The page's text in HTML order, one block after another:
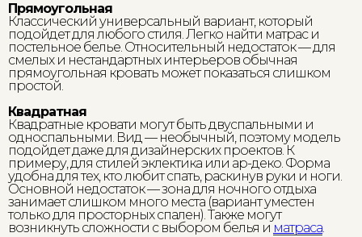
Прямоугольная
Классический универсальный вариант, который
подойдет для любого стиля. Легко найти матрас и
постельное белье. Относительный недостаток — для
смелых и нестандартных интерьеров обычная
прямоугольная кровать может показаться слишком
простой.
Квадратная
Квадратные кровати могут быть двуспальными и
односпальными. Вид — необычный, поэтому модель
подойдет даже для дизайнерских проектов. К
примеру, для стилей эклектика или ар-деко. Форма
удобна для тех, кто любит спать, раскинув руки и ноги.
Основной недостаток — зона для ночного отдыха
занимает слишком много места (вариант уместен
только для просторных спален). Также могут
возникнуть сложности с выбором белья и матраса.